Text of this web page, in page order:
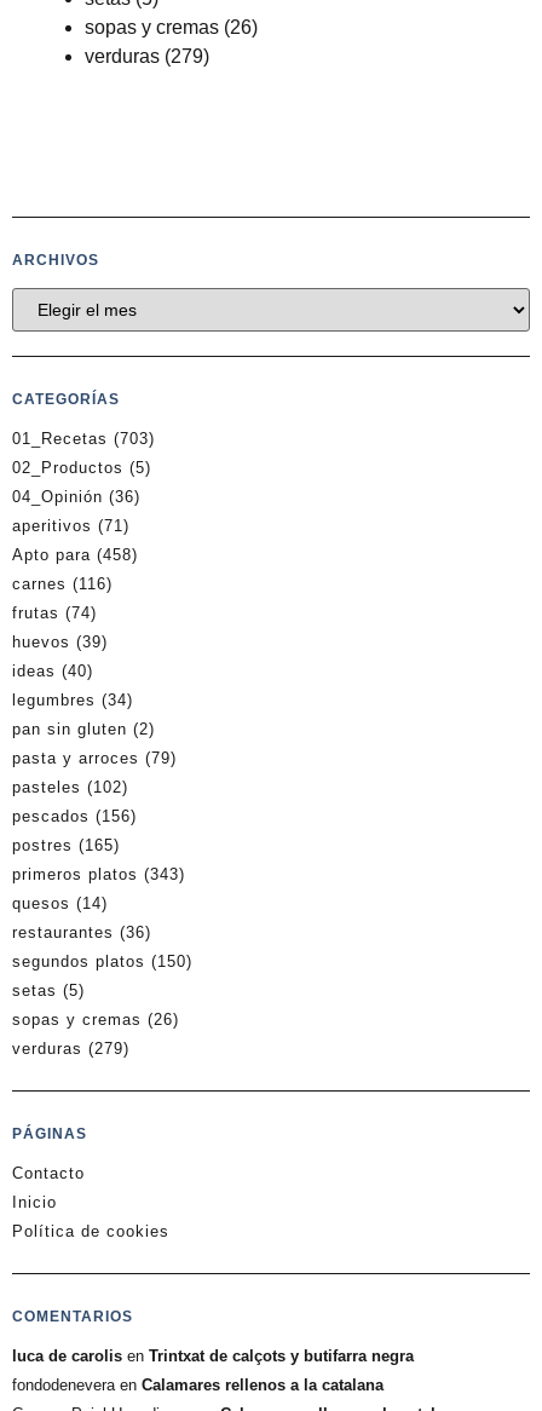
sopas y cremas (26)
verduras (279)
ARCHIVOS
CATEGORÍAS
01_Recetas (703)
02_Productos (5)
04_Opinión (36)
aperitivos (71)
Apto para (458)
carnes (116)
frutas (74)
huevos (39)
ideas (40)
legumbres (34)
pan sin gluten (2)
pasta y arroces (79)
pasteles (102)
pescados (156)
postres (165)
primeros platos (343)
quesos (14)
restaurantes (36)
segundos platos (150)
setas (5)
sopas y cremas (26)
verduras (279)
PÁGINAS
Contacto
Inicio
Política de cookies
COMENTARIOS
luca de carolis en Trintxat de calçots y butifarra negra
fondodeneveraen Calamares rellenos a la catalana